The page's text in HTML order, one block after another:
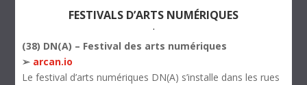
FESTIVALS D’ARTS NUMÉRIQUES
.
(38) DN(A) – Festival des arts numériques
➢ arcan.io
Le festival d’arts numériques DN(A) s’installe dans les rues